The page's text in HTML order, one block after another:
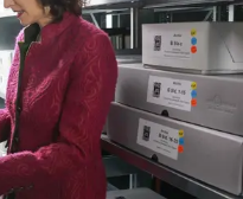
im Salzburger